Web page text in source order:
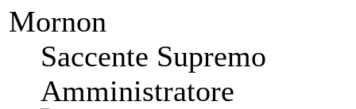
Mornon
Saccente Supremo
Amministratore